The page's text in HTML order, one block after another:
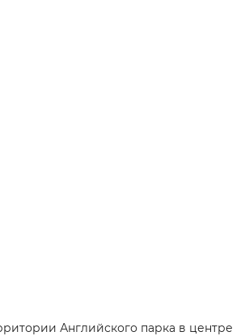
Английского парка в центре